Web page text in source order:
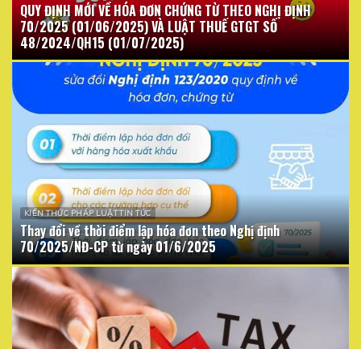
QUY ĐỊNH MỚI VỀ HÓA ĐƠN CHỨNG TỪ THEO NGHỊ ĐỊNH
70/2025 (01/06/2025) VÀ LUẬT THUẾ GTGT SỐ
48/2024/QH15 (01/07/2025)
KIẾN THỨC PHÁP LUẬT TIN TỨC
Thay đổi về thời điểm lập hóa đơn theo Nghị định
70/2025/NĐ-CP từ ngày 01/6/2025